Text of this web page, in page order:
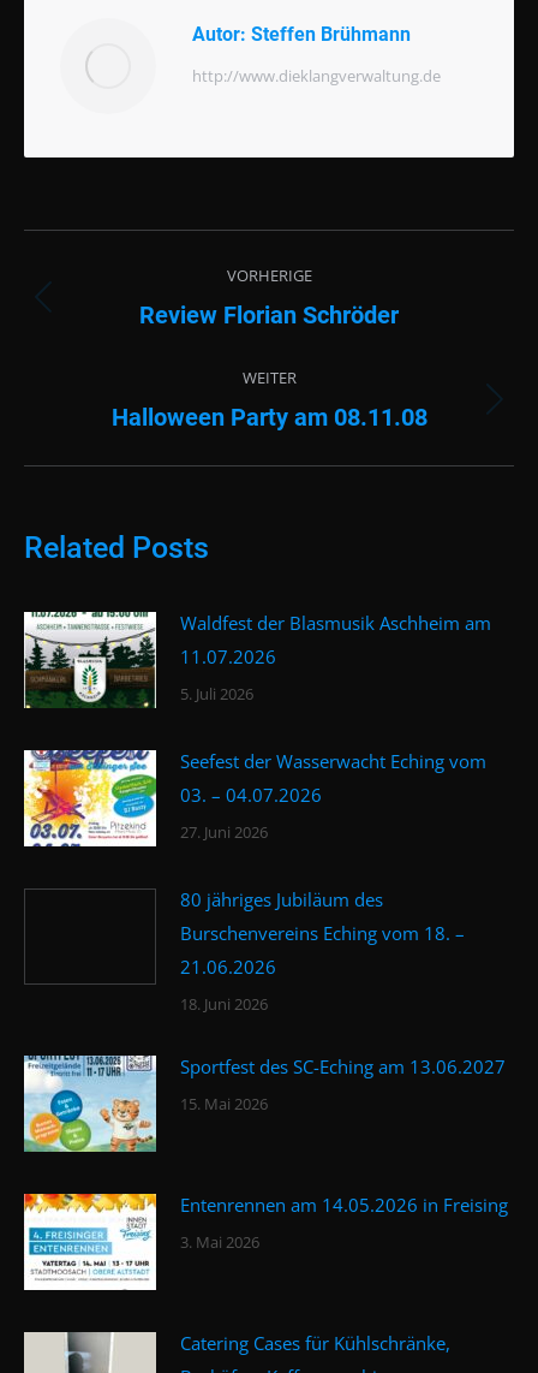
Autor: Steffen Brühmann
http://www.dieklangverwaltung.de
VORHERIGE
Vorheriger
Review Florian Schröder
WEITER
Nächster
Halloween Party am 08.11.08
Related Posts
Waldfest der Blasmusik Aschheim am
11.07.2026
5. Juli 2026
Seefest der Wasserwacht Eching vom
03. – 04.07.2026
27. Juni 2026
80 jähriges Jubiläum des
Burschenvereins Eching vom 18. –
21.06.2026
18. Juni 2026
Sportfest des SC-Eching am 13.06.2027
15. Mai 2026
Entenrennen am 14.05.2026 in Freising
3. Mai 2026
Catering Cases für Kühlschränke,